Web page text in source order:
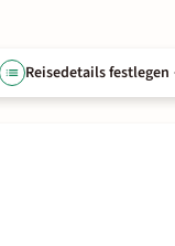
Reisedetails festlegen